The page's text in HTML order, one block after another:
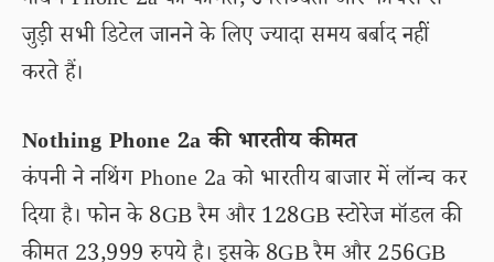
जुड़ी सभी डिटेल जानने के लिए ज्यादा समय बर्बाद नहीं
करते हैं।
Nothing Phone 2a की भारतीय कीमत
कंपनी ने नथिंग Phone 2a को भारतीय बाजार में लॉन्च कर
दिया है। फोन के 8GB रैम और 128GB स्टोरेज मॉडल की